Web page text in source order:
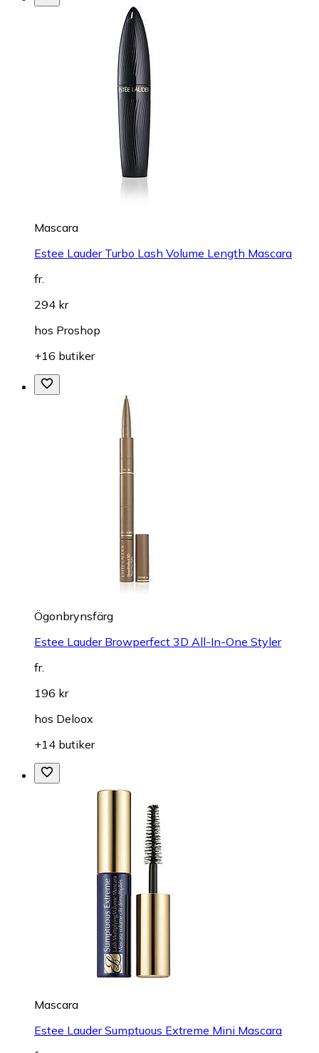
Mascara
Estee Lauder Turbo Lash Volume Length Mascara
fr.
294 kr
hos Proshop
+16 butiker
Ögonbrynsfärg
Estee Lauder Browperfect 3D All-In-One Styler
fr.
196 kr
hos Deloox
+14 butiker
Mascara
Estee Lauder Sumptuous Extreme Mini Mascara